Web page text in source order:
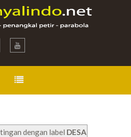
dengan label DESA